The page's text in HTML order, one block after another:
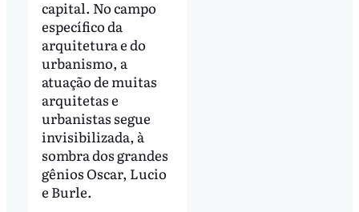
capital. No campo
específico da
arquitetura e do
urbanismo, a
atuação de muitas
arquitetas e
urbanistas segue
invisibilizada, à
sombra dos grandes
gênios Oscar, Lucio
e Burle.